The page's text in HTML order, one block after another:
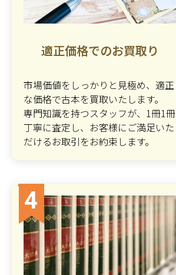
適正価格でのお買取り
市場価値をしっかりと見極め、適正
な価格で古本を買取いたします。
専門知識を持つスタッフが、1冊1冊
丁寧に査定し、お客様にご満足いた
だけるお取引をお約束します。
4